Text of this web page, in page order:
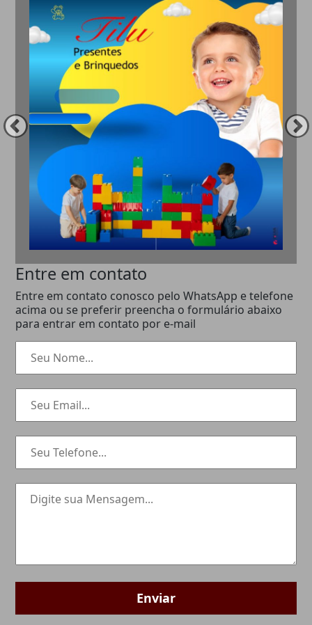
Entre em contato
Entre em contato conosco pelo WhatsApp e telefone
acima ou se preferir preencha o formulário abaixo
para entrar em contato por e-mail
Enviar